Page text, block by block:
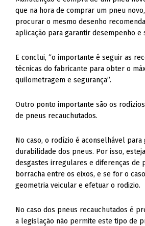
que na hora de comprar um pneu
procurar o mesmo desenho
aplicação para garantir desempenho e
E conclui, “o importante é seguir as
técnicas do fabricante para obter o
quilometragem e segurança”.
Outro ponto importante são os
de pneus recauchutados.
No caso, o rodízio é aconselhável para
durabilidade dos pneus. Por isso,
desgastes irregulares e diferenças de
borracha entre os eixos, e se for o
geometria veicular e efetuar o rodizio.
No caso dos pneus recauchutados é
a legislação não permite este tipo de